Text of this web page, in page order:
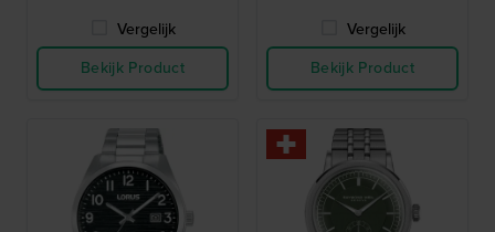
Vergelijk
Bekijk Product
Vergelijk
Bekijk Product